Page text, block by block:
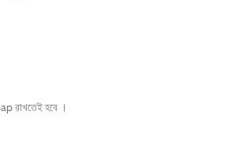
রাখতেই হবে ।